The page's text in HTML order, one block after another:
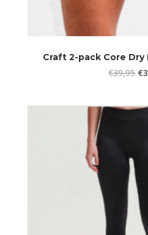
Craft 2-pack Core
€39,95 €